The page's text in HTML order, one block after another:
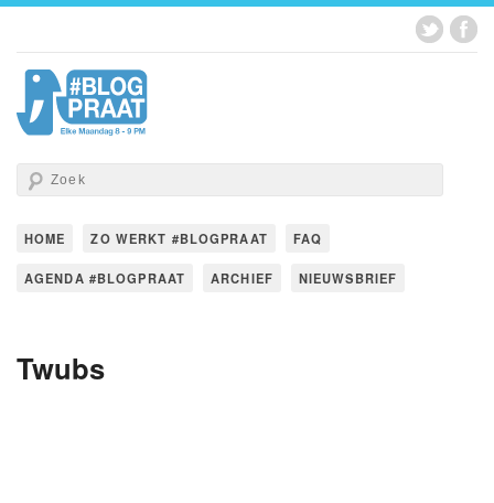
HOME ZO WERKT #BLOGPRAAT FAQ
AGENDA #BLOGPRAAT ARCHIEF NIEUWSBRIEF
Twubs